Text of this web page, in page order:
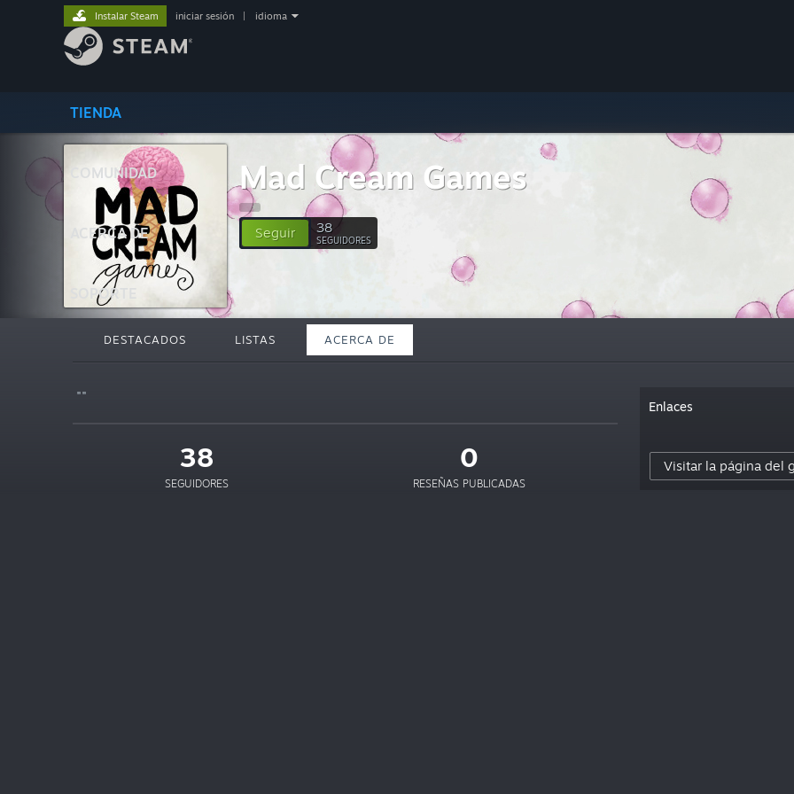
TIENDA
COMUNIDAD
ACERCA DE
SOPORTE
Instalar Steam iniciar sesión idioma
Mad Cream Games
Seguir 38
SEGUIDORES
DESTACADOS LISTAS ACERCA DE
""
38
SEGUIDORES
0
RESEÑAS PUBLICADAS
Enlaces
Visitar la página del